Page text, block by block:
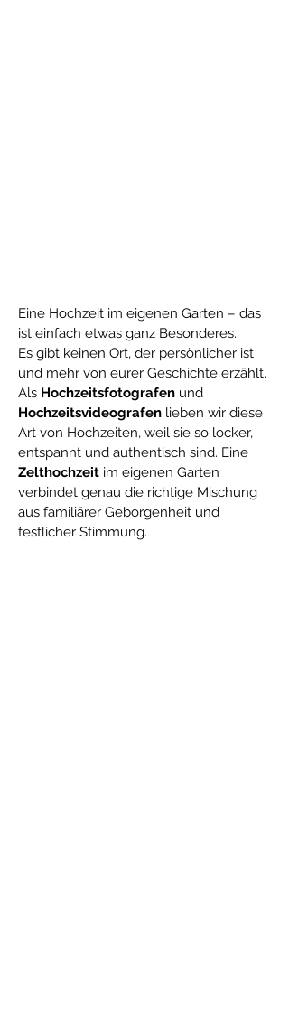
Eine Hochzeit im eigenen Garten – das
ist einfach etwas ganz Besonderes.
Es gibt keinen Ort, der persönlicher ist
und mehr von eurer Geschichte erzählt.
Als Hochzeitsfotografen und
Hochzeitsvideografen lieben wir diese
Art von Hochzeiten, weil sie so locker,
entspannt und authentisch sind. Eine
Zelthochzeit im eigenen Garten
verbindet genau die richtige Mischung
aus familiärer Geborgenheit und
festlicher Stimmung.